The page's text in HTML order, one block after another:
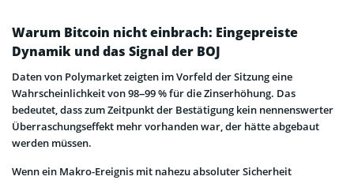
Warum Bitcoin nicht einbrach: Eingepreiste
Dynamik und das Signal der BOJ
Daten von Polymarket zeigten im Vorfeld der Sitzung eine
Wahrscheinlichkeit von 98–99 % für die Zinserhöhung. Das
bedeutet, dass zum Zeitpunkt der Bestätigung kein nennenswerter
Überraschungseffekt mehr vorhanden war, der hätte abgebaut
werden müssen.
Wenn ein Makro-Ereignis mit nahezu absoluter Sicherheit